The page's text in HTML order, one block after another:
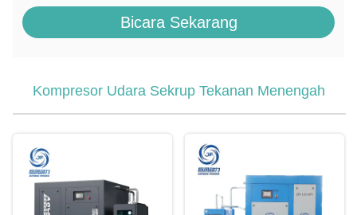
Bicara Sekarang
Kompresor Udara Sekrup Tekanan Menengah